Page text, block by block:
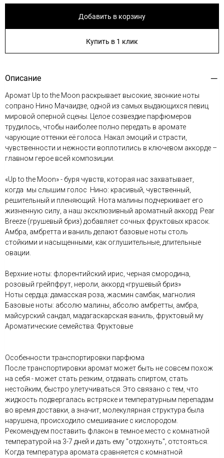
Добавить в корзину
Купить в 1 клик
Описание
Аромат Up to the Moon раскрывает высокие, звонкие ноты
сопрано Нино Мачаидзе, одной из самых выдающихся певиц
мировой оперной сцены. Целое созвездие парфюмеров
трудилось, чтобы наиболее полно передать в аромате
чарующие оттенки её голоса. Накал эмоций и страсти,
чувственности и нежности воплотились в ключевом аккорде –
главном герое всей композиции.
«Up to the Moon» - буря чувств, которая нас захватывает,
когда мы слышим голос Нино: красивый, чувственный,
решительный и пленяющий. Нота малины подчеркивает его
жизненную силу, а наш эксклюзивный ароматный аккорд Pear
Breeze (грушевый бриз) добавляет сочных фруктовых красок.
Амбра, амбретта и ваниль делают базовые ноты столь
стойкими и насыщенными, как оглушительные, длительные
овации.
Верхние ноты: флорентийский ирис, черная смородина,
розовый грейпфрут, нероли, аккорд «грушевый бриз»
Ноты сердца: дамасская роза, жасмин самбак, магнолия
Базовые ноты: абсолю малины, абсолю амбретты, амбра,
майсурский сандал, мадагаскарская ваниль, фруктовый му
Ароматические семейства: Фруктовые
Особенности транспортировки парфюма
После транспортировки аромат может быть не совсем похож
на себя - может стать резким, отдавать спиртом, стать
нестойким, быстро улетучиваться. Это связано с тем, что
жидкость подвергалась встряске и температурным перепадам
во время доставки, а значит, молекулярная структура была
нарушена, происходило смешивание с кислородом.
Рекомендуем поставить флакон в темное место с комнатной
температурой на 3-7 дней и дать ему "отдохнуть", отстояться.
Когда температура аромата сравняется с комнатной